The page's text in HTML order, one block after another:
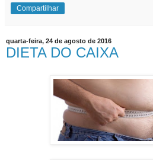
Compartilhar
quarta-feira, 24 de agosto de 2016
DIETA DO CAIXA